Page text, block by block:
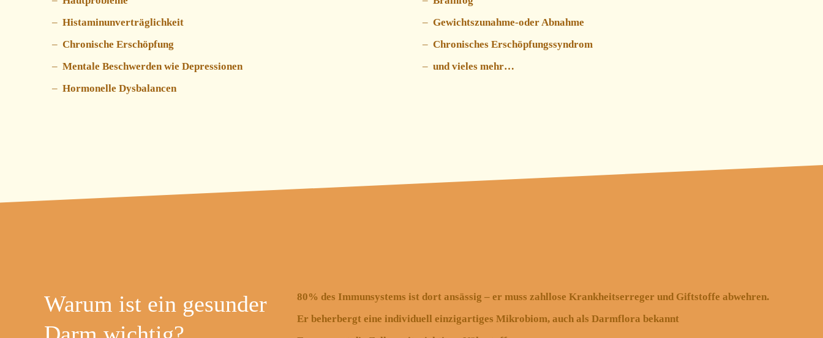
Histaminunverträglichkeit
Chronische Erschöpfung
Mentale Beschwerden wie Depressionen
Hormonelle Dysbalancen
Gewichtszunahme-oder Abnahme
Chronisches Erschöpfungssyndrom
und vieles mehr…
Warum ist ein gesunder
80% des Immunsystems ist dort ansässig – er muss zahllose Krankheitserreger und Giftstoffe abwehren.
Er beherbergt eine individuell einzigartiges Mikrobiom, auch als Darmflora bekannt